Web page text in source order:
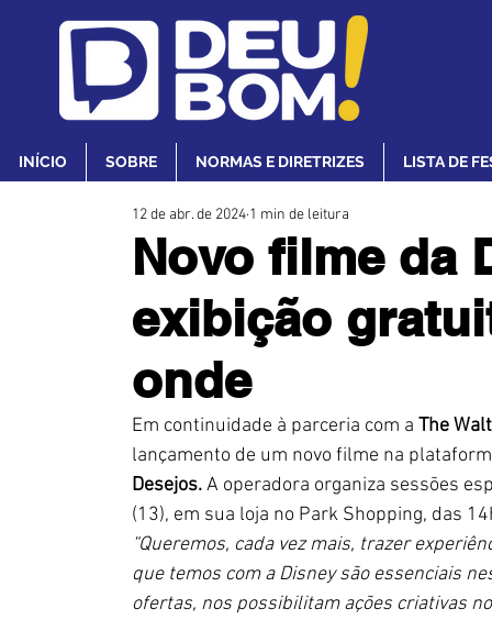
INÍCIO SOBRE NORMAS E DIRETRIZES LISTA DE
Novo filme da
exibição
onde
12 de abr. de 2024 1 min de leitura
Em continuidade à parceria com a The
lançamento de um novo filme na
Desejos.A operadora organiza sessões
(13), em sua loja no Park Shopping, das
“Queremos, cada vez mais, trazer
que temos com a Disney são essenciais
ofertas, nos possibilitam ações criativas